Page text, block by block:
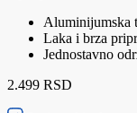
Aluminijumska
Laka i brza
Jednostavno
2.499 RSD